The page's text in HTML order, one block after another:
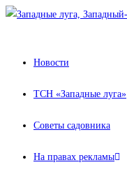
Перейти
Новости
ТСН «Западные луга»
Советы садовника
На правах рекламы